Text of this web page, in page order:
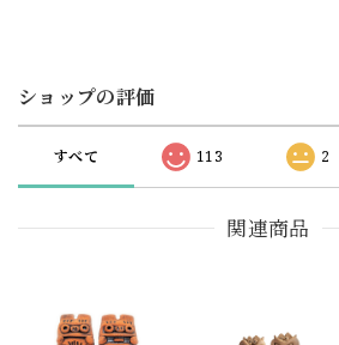
ショップの評価
すべて 113 2
関連商品